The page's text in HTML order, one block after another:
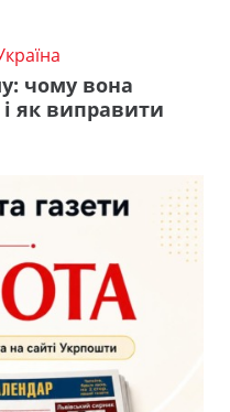
чому вона
як виправити